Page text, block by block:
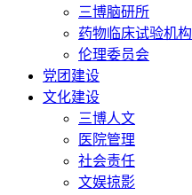
三博脑研所
药物临床试验机构
伦理委员会
党团建设
文化建设
三博人文
医院管理
社会责任
文娱掠影